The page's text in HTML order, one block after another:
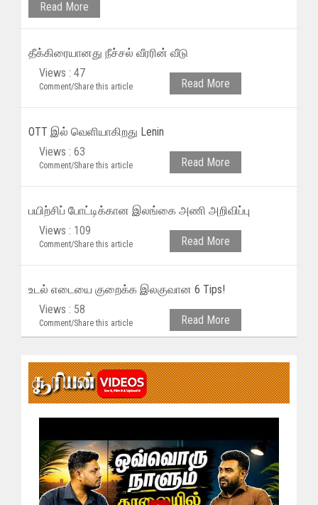
Read More
தீக்கிரையானது நீச்சல் வீரரின் வீடு
Views : 47
Comment/Share this article Read More
OTT இல் வெளியாகிறது Lenin
Views : 63
Comment/Share this article Read More
பயிற்சிப் போட்டிக்கான இலங்கை அணி அறிவிப்பு
Views : 109
Comment/Share this article Read More
உடல் எடையை குறைக்க இலகுவான 6 Tips!
Views : 58
Comment/Share this article Read More